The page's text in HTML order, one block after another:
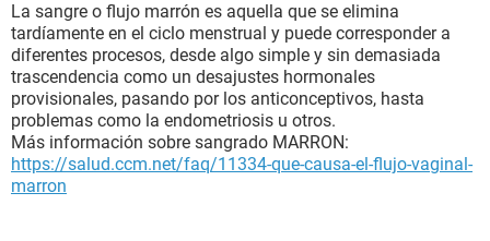
La sangre o flujo marrón es aquella que se elimina
tardíamente en el ciclo menstrual y puede corresponder a
diferentes procesos, desde algo simple y sin demasiada
trascendencia como un desajustes hormonales
provisionales, pasando por los anticonceptivos, hasta
problemas como la endometriosis u otros.
Más información sobre sangrado MARRON:
https://salud.ccm.net/faq/11334-que-causa-el-flujo-vaginal-
marron